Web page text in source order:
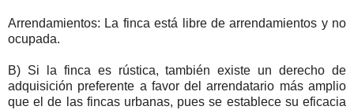
Arrendamientos: La finca está libre de arrendamientos y no
ocupada.
B) Si la finca es rústica, también existe un derecho de
adquisición preferente a favor del arrendatario más amplio
que el de las fincas urbanas, pues se establece su eficacia